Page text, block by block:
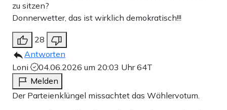
zu sitzen?
Donnerwetter, das ist wirklich demokratisch!!!
28
Antworten
Loni
04.06.2026 um 20:03 Uhr64T
Melden
Der Parteienklüngel missachtet das Wählervotum.